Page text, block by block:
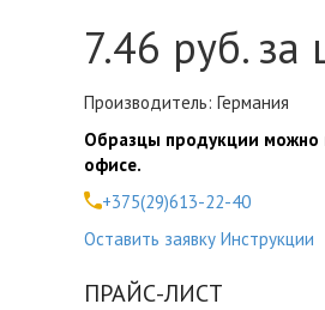
7.46 руб. за
Производитель: Германия
Образцы продукции можно
офисе.
+375(29)613-22-40
Оставить заявку Инструкции
ПРАЙС-ЛИСТ